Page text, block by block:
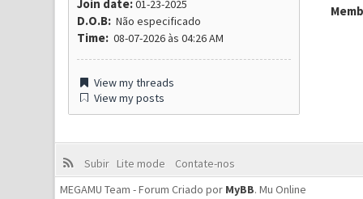
Join date:01-23-2025
D.O.B:Não especificado
Time:08-07-2026 às 04:26 AM
View my threads
View my posts
Subir Lite mode
Contate-nos
MEGAMU Team - Forum Criado por MyBB.Mu Online